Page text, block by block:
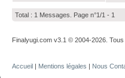
Total : 1 Messages. Page n°1/1 - 1
Finalyugi.com v3.1 © 2004-2026.
Accueil | Mentions légales | Nous